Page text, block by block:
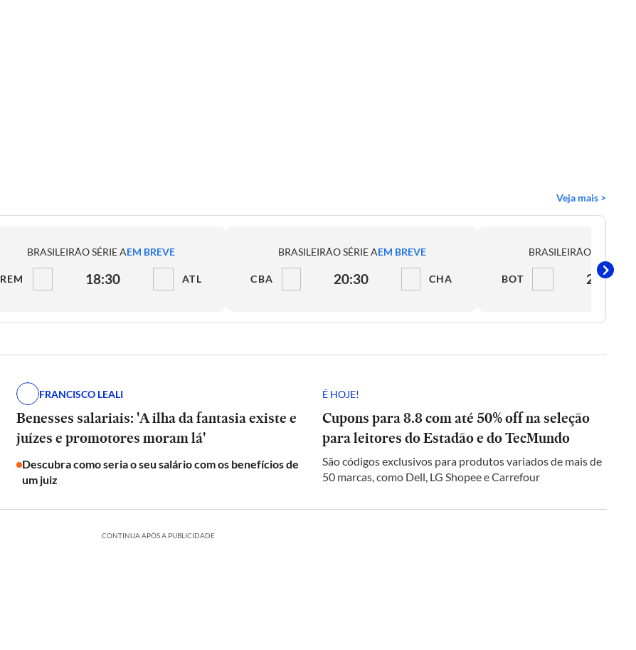
Veja mais >
BRASILEIRÃO SÉRIE AEM BREVE
REM 18:30 ATL
BRASILEIRÃO SÉRIE AEM BREVE
CBA 20:30 CHA
BRASILEIRÃO SÉRIE A
BOT 21:00
FRANCISCO LEALI
Benesses salariais: 'A ilha da fantasia existe e
juízes e promotores moram lá'
Descubra como seria o seu salário com os benefícios de
um juiz
É HOJE!
Cupons para 8.8 com até 50% off na seleção
para leitores do Estadão e do TecMundo
São códigos exclusivos para produtos variados de mais de
50 marcas, como Dell, LG Shopee e Carrefour
CONTINUA APÓS A PUBLICIDADE